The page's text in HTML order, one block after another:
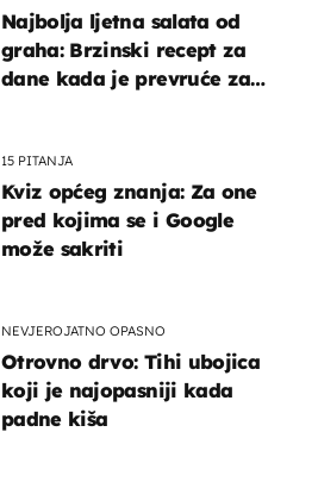
Najbolja ljetna salata od
graha: Brzinski recept za
dane kada je prevruće za
15 PITANJA
Kviz općeg znanja: Za one
pred kojima se i Google
može sakriti
NEVJEROJATNO OPASNO
Otrovno drvo: Tihi ubojica
koji je najopasniji kada
padne kiša